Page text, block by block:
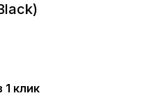
1 клик